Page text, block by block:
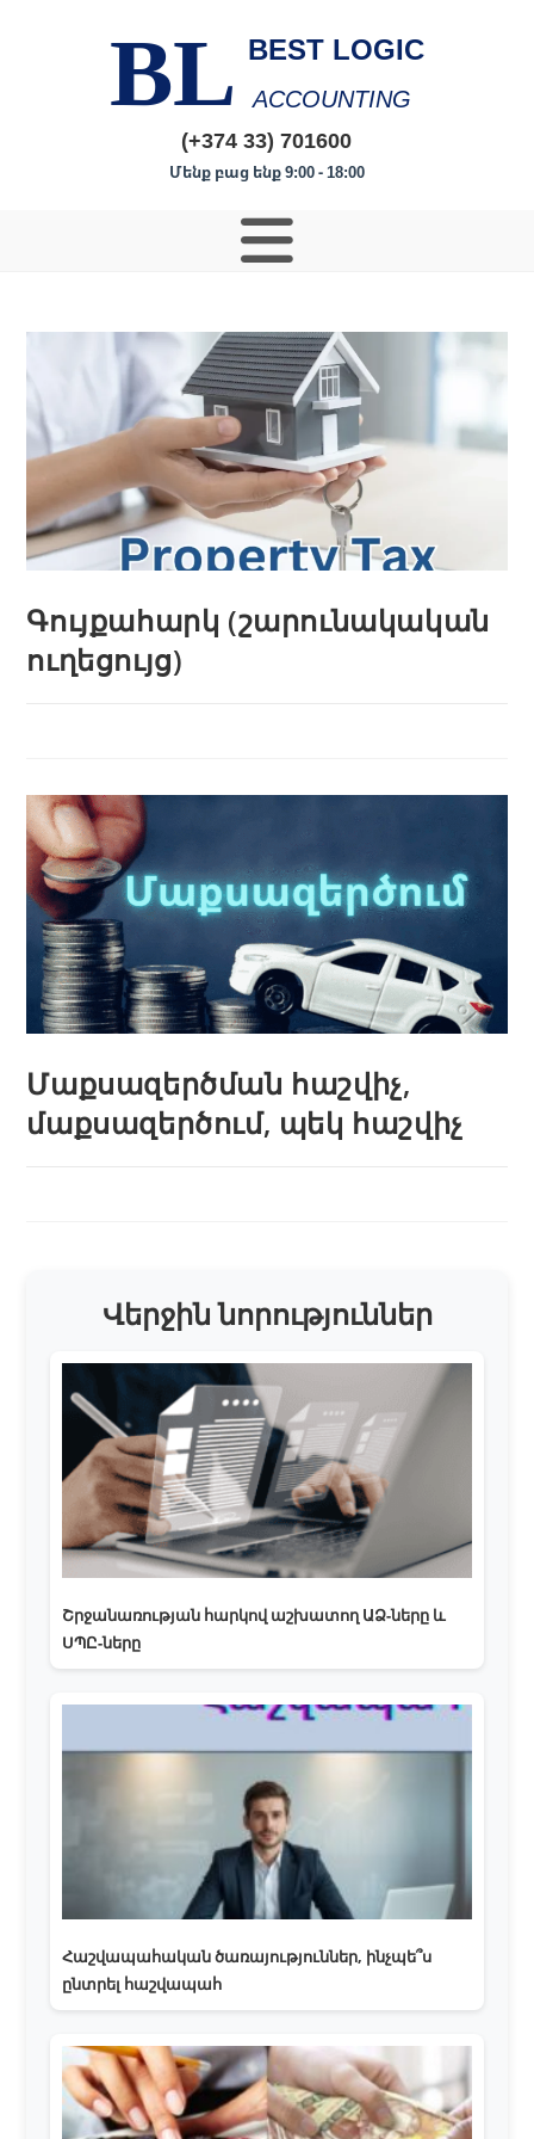
BL BEST LOGIC
ACCOUNTING
(+374 33) 701600
Մենք բաց ենք 9:00 - 18:00
Գույքահարկ (շարունակական
ուղեցույց)
Մաքսազերծման հաշվիչ,
մաքսազերծում, պեկ հաշվիչ
Վերջին նորություններ
Շրջանառության հարկով աշխատող ԱՁ-ները և
ՍՊԸ-ները
Հաշվապահական ծառայություններ, ինչպե՞ս
ընտրել հաշվապահ